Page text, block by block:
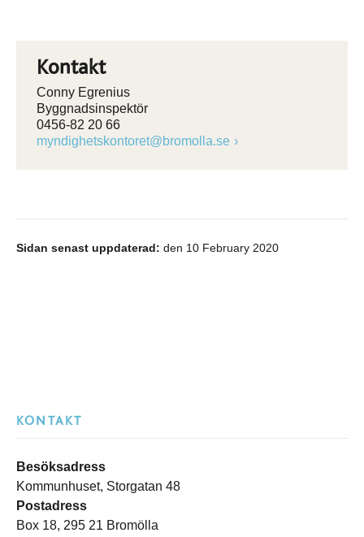
Kontakt
Conny Egrenius
Byggnadsinspektör
0456-82 20 66
myndighetskontoret@bromolla.se
Sidan senast uppdaterad: den 10 February 2020
KONTAKT
Besöksadress
Kommunhuset, Storgatan 48
Postadress
Box 18, 295 21 Bromölla